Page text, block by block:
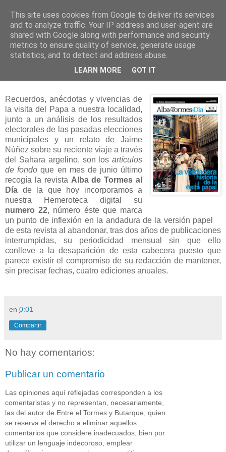
Alba de Tormes al Día nº 22
Recuerdos, anécdotas y vivencias de
la visita del Papa a nuestra localidad,
junto a un análisis de los resultados
electorales de las pasadas elecciones
municipales y un relato de Jaime
Núñez sobre su reciente viaje a través
del Sahara argelino, son losartículos
de fondo que en mes de junio último
recogía la revista Alba de Tormes al
Día de la que hoy incorporamos a
nuestra Hemeroteca digital su
numero 22, número éste que marca
un punto de inflexión en la andadura de la versión papel
de esta revista al abandonar, tras dos años de publicaciones
interrumpidas, su periodicidad mensual sin que ello
conlleve a la desaparición de esta cabecera puesto que
parece existir el compromiso de su redacción de mantener,
sin precisar fechas, cuatro ediciones anuales.
en 0:01
Compartir
No hay comentarios:
Publicar un comentario
Las opiniones aquí reflejadas corresponden a los
comentaristas y no representan, necesariamente,
las del autor de Entre el Tormes y Butarque, quien
se reserva el derecho a eliminar aquellos
comentarios que considere inadecuados, bien por
utilizar un lenguaje indecoroso, emplear
This site uses cookies from Google to deliver its services
and to analyze traffic. Your IP address and user-agent are
shared with Google along with performance and security
metrics to ensure quality of service, generate usage
statistics, and to detect and address abuse.
LEARN MORE GOT IT